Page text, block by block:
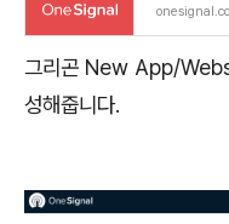
그리곤 New App/
성해줍니다.